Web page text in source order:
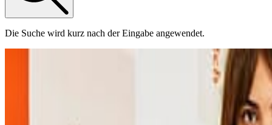
Die Suche wird kurz nach der Eingabe angewendet.